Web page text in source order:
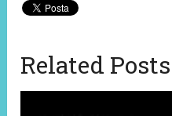
Related Posts